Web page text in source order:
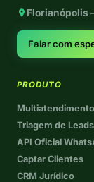
Florianópolis
Falar com
PRODUTO
Triagem de
API Oficial
Captar Clientes
CRM Jurídico